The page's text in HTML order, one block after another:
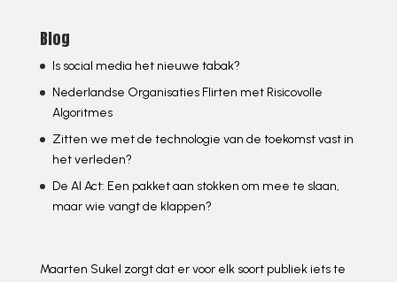
Blog
Is social media het nieuwe tabak?
Nederlandse Organisaties Flirten met Risicovolle
Algoritmes
Zitten we met de technologie van de toekomst vast in
het verleden?
De AI Act: Een pakket aan stokken om mee te slaan,
maar wie vangt de klappen?
Maarten Sukel zorgt dat er voor elk soort publiek iets te